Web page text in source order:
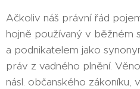
Ačkoliv náš právní řád
hojně používaný v běžném
a podnikatelem jako
práv z vadného plnění.
násl. občanského zákoníku,